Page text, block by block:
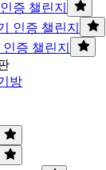
증 챌린지
인증 챌린지
증 챌린지
방